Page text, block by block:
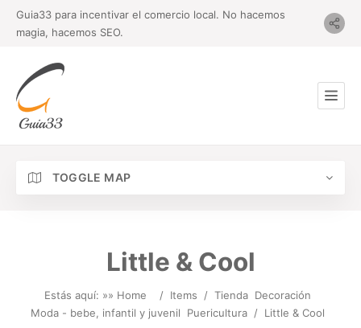
Guia33 para incentivar el comercio local. No hacemos
magia, hacemos SEO.
TOGGLE MAP
Little & Cool
Estás aquí: »» Home / Items / Tienda Decoración
Moda - bebe, infantil y juvenil
Puericultura / Little & Cool